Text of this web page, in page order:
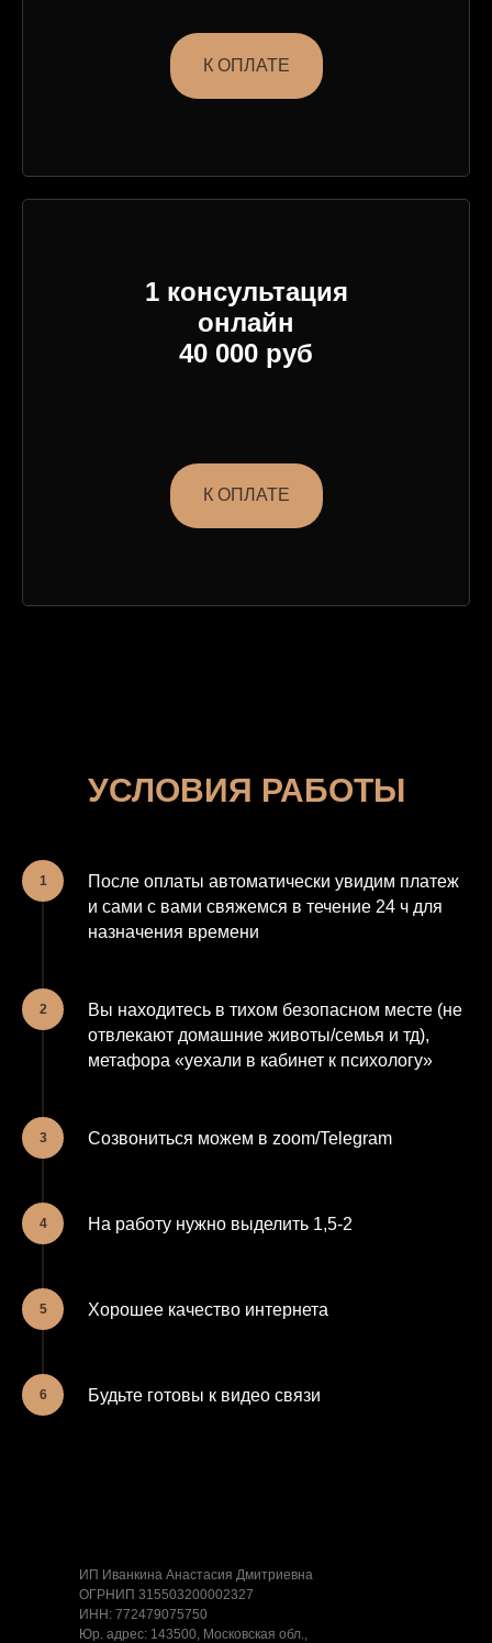
К ОПЛАТЕ
1 консультация
онлайн
40 000 руб
К ОПЛАТЕ
УСЛОВИЯ РАБОТЫ
После оплаты автоматически увидим платеж
и сами с вами свяжемся в течение 24 ч для
назначения времени
Вы находитесь в тихом безопасном месте (не
отвлекают домашние животы/семья и тд),
метафора «уехали в кабинет к психологу»
Созвониться можем в zoom/Telegram
На работу нужно выделить 1,5-2
Хорошее качество интернета
Будьте готовы к видео связи
ИП Иванкина Анастасия Дмитриевна
ОГРНИП 315503200002327
ИНН: 772479075750
Юр. адрес: 143500, Московская обл.,